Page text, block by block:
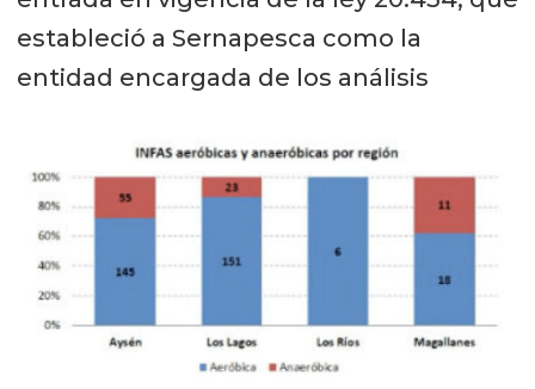
estableció a Sernapesca como la
entidad encargada de los análisis